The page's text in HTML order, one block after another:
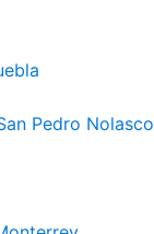
Pedro Nolasco